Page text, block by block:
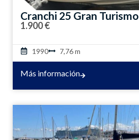
Cranchi 25 Gran Turismo
1.900 €
1990 7,76 m
Más información